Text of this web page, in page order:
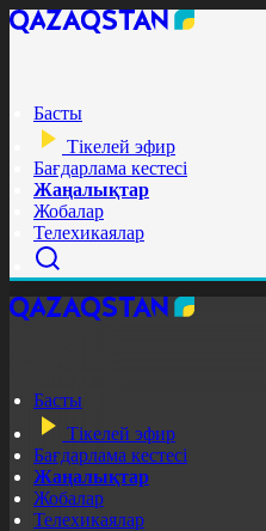
Басты
Тікелей эфир
Бағдарлама кестесі
Жаңалықтар
Жобалар
Телехикаялар
Басты
Тікелей эфир
Бағдарлама кестесі
Жаңалықтар
Жобалар
Телехикаялар